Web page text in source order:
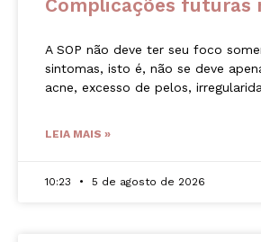
Complicações futuras
A SOP não deve ter seu foco
sintomas, isto é, não se deve
acne, excesso de pelos,
LEIA MAIS »
10:23 5 de agosto de 2026